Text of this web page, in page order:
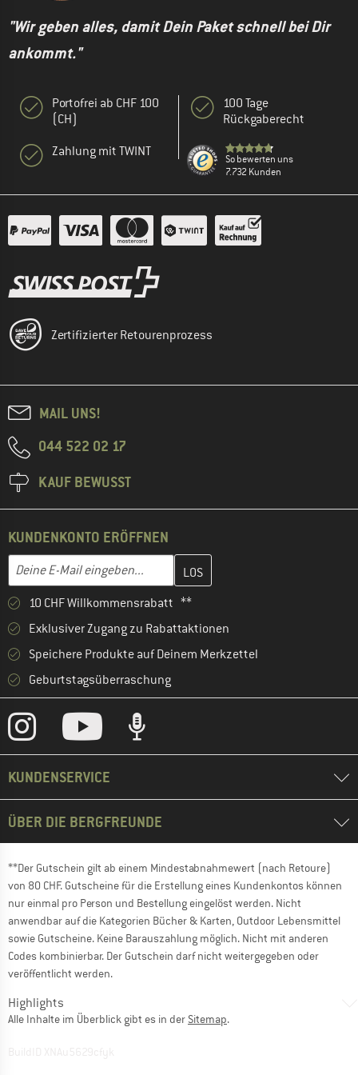
"Wir geben alles, damit Dein Paket schnell bei Dir
ankommt."
Portofrei ab CHF 100
(CH)
Zahlung mit TWINT
100 Tage
Rückgaberecht
So bewerten uns
7.732 Kunden
Zertifizierter Retourenprozess
MAIL UNS!
044 522 02 17
KAUF BEWUSST
KUNDENKONTO ERÖFFNEN
E-Mail-Adresse
Gib hier deine E-Mail-Adresse ein und erstelle im nächsten
10 CHF Willkommensrabatt **
Exklusiver Zugang zu Rabattaktionen
Speichere Produkte auf Deinem Merkzettel
Geburtstagsüberraschung
KUNDENSERVICE
ÜBER DIE BERGFREUNDE
**Der Gutschein gilt ab einem Mindestabnahmewert (nach Retoure)
von 80 CHF. Gutscheine für die Erstellung eines Kundenkontos können
nur einmal pro Person und Bestellung eingelöst werden. Nicht
anwendbar auf die Kategorien Bücher & Karten, Outdoor Lebensmittel
sowie Gutscheine. Keine Barauszahlung möglich. Nicht mit anderen
Codes kombinierbar. Der Gutschein darf nicht weitergegeben oder
veröffentlicht werden.
Highlights
Alle Inhalte im Überblick gibt es in der Sitemap.